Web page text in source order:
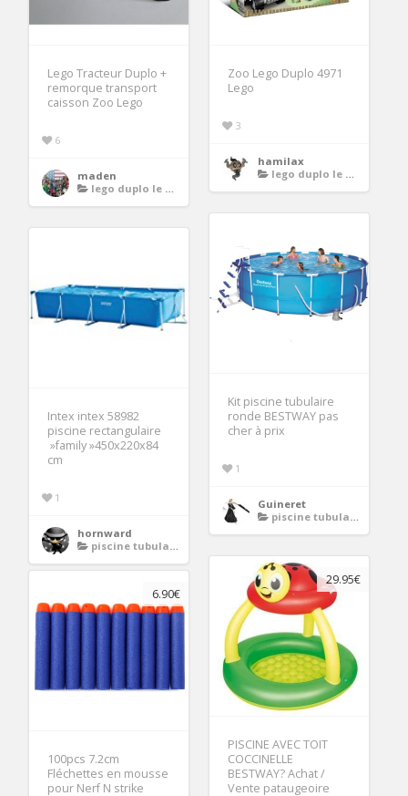
Lego Tracteur Duplo +
remorque transport
caisson Zoo Lego
6
maden
lego duplo le zoo
Zoo Lego Duplo 4971
Lego
3
hamilax
lego duplo le zoo
Kit piscine tubulaire
ronde BESTWAY pas
cher à prix
1
Guineret
piscine tubulaire ronde
Intex intex 58982
piscine rectangulaire
»family »450x220x84
cm
1
hornward
piscine tubulaire ronde
29.95€
PISCINE AVEC TOIT
COCCINELLE
BESTWAY? Achat /
Vente pataugeoire
6.90€
100pcs 7.2cm
Fléchettes en mousse
pour Nerf N strike